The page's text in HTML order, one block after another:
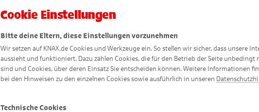
Cookie Einstellungen
Bitte deine Eltern, diese Einstellungen vorzunehmen
Wir setzen auf KNAX.de Cookies und Werkzeuge ein. So stellen wir sicher, dass unsere
aussieht und funktioniert. Dazu zählen Cookies, die für den Betrieb der Seite unbedingt
sind und Cookies, über deren Einsatz Sie entscheiden können. Weitere Informationen
bei den Hinweisen zu den einzelnen Cookies sowie ausführlich in unseren
Technische Cookies